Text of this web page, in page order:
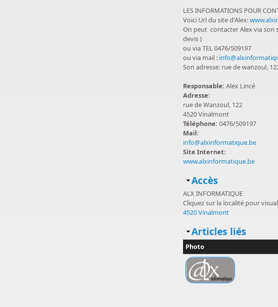
LES INFORMATIONS POUR
Voici Url du site d'Alex:
On peut contacter Alex via son
devis )
ou via TEL 0476/509197
ou via mail :
Son adresse: rue de wanzoul,
Responsable:Alex Lincé
Adresse:
rue de Wanzoul, 122
4520 Vinalmont
Téléphone:0476/509197
Mail:
info@alxinformatique.be
Site Internet:
www.alxinformatique.be
Masquer
Accès
ALX INFORMATIQUE
Cliquez sur la localité pour
4520 Vinalmont
Masquer
Articles liés
Photo